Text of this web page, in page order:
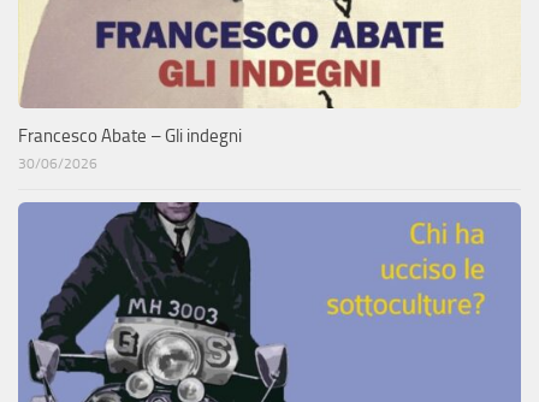
Francesco Abate – Gli indegni
30/06/2026